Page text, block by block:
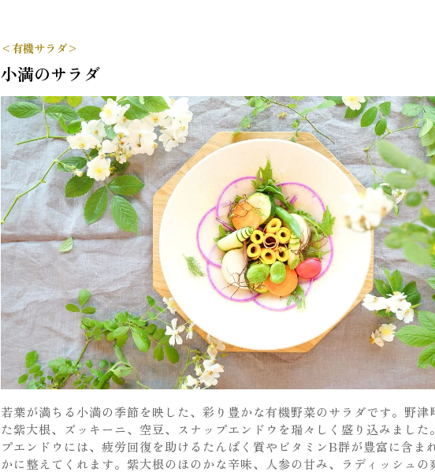
<有機サラダ>
小満のサラダ
若葉が満ちる小満の季節を映した、彩り豊かな有機野菜のサラダです。野津
た紫大根、ズッキーニ、空豆、スナップエンドウを瑞々しく盛り込みました
プエンドウには、疲労回復を助けるたんぱく質やビタミンB群が豊富に含ま
かに整えてくれます。紫大根のほのかな辛味、人参の甘み、ラディッシュの